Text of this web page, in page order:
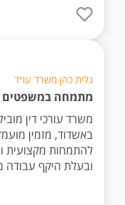
גלית כהן משרד עו״ד
מתמחה במשפטים
משרד עורכי דין
באשדוד, מזמין
להתמחות מקצועית
ובעלת היקף עבודה